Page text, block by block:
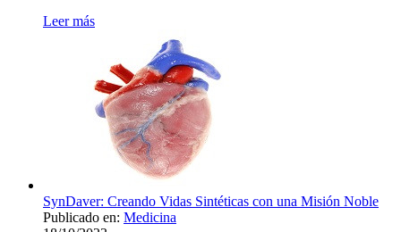
Leer más
SynDaver: Creando Vidas Sintéticas con una Misión Noble
Publicado en: Medicina